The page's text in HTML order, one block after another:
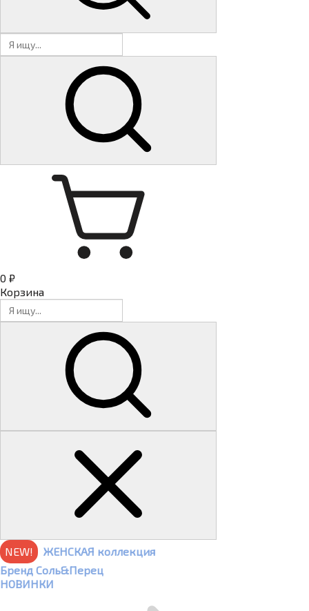
0 ₽
Корзина
NEW!
ЖЕНСКАЯ коллекция
Бренд Соль&Перец
НОВИНКИ